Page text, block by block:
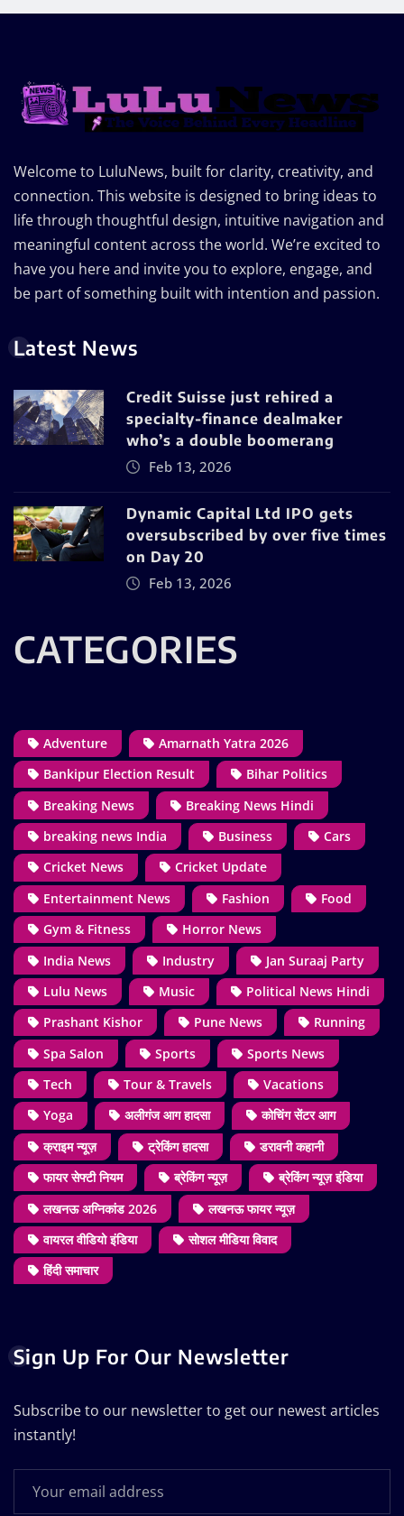
Welcome to LuluNews, built for clarity, creativity, and
connection. This website is designed to bring ideas to
life through thoughtful design, intuitive navigation and
meaningful content across the world. We’re excited to
have you here and invite you to explore, engage, and
be part of something built with intention and passion.
Latest News
Credit Suisse just rehired a
specialty-finance dealmaker
who’s a double boomerang
Feb 13, 2026
Dynamic Capital Ltd IPO gets
oversubscribed by over five times
on Day 20
Feb 13, 2026
CATEGORIES
Adventure
Amarnath Yatra 2026
Bankipur Election Result
Bihar Politics
Breaking News
Breaking News Hindi
breaking news India
Business
Cars
Cricket News
Cricket Update
Entertainment News
Fashion
Food
Gym & Fitness
Horror News
India News
Industry
Jan Suraaj Party
Lulu News
Music
Political News Hindi
Prashant Kishor
Pune News
Running
Spa Salon
Sports
Sports News
Tech
Tour & Travels
Vacations
Yoga
अलीगंज आग हादसा
कोचिंग सेंटर आग
क्राइम न्यूज़
ट्रेकिंग हादसा
डरावनी कहानी
फायर सेफ्टी नियम
ब्रेकिंग न्यूज़
ब्रेकिंग न्यूज़ इंडिया
लखनऊ अग्निकांड 2026
लखनऊ फायर न्यूज़
वायरल वीडियो इंडिया
सोशल मीडिया विवाद
हिंदी समाचार
Sign Up For Our Newsletter
Subscribe to our newsletter to get our newest articles
instantly!